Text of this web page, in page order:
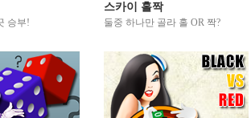
승부!
스카이 홀짝
둘중 하나만 골라 홀 OR 짝?